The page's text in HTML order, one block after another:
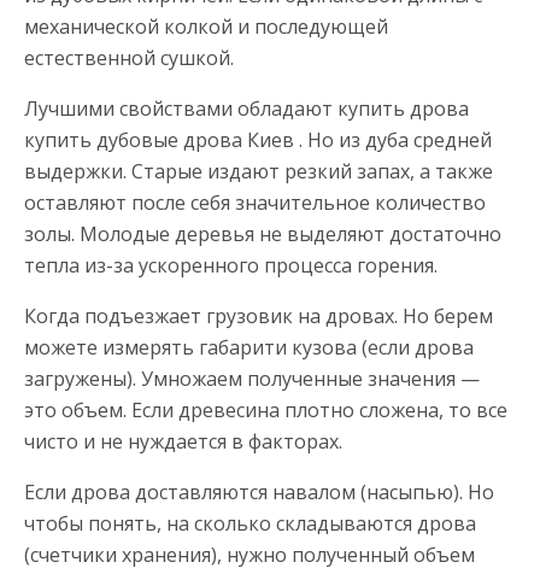
механической колкой и последующей
естественной сушкой.
Лучшими свойствами обладают купить дрова
купить дубовые дрова Киев . Но из дуба средней
выдержки. Старые издают резкий запах, а также
оставляют после себя значительное количество
золы. Молодые деревья не выделяют достаточно
тепла из-за ускоренного процесса горения.
Когда подъезжает грузовик на дровах. Но берем
можете измерять габарити кузова (если дрова
загружены). Умножаем полученные значения —
это объем. Если древесина плотно сложена, то все
чисто и не нуждается в факторах.
Если дрова доставляются навалом (насыпью). Но
чтобы понять, на сколько складываются дрова
(счетчики хранения), нужно полученный объем